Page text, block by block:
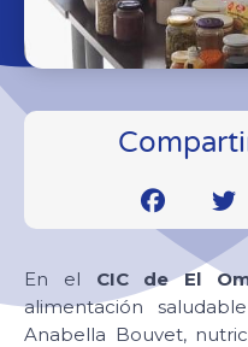
En el CIC de El
alimentación
Anabella Bouvet,